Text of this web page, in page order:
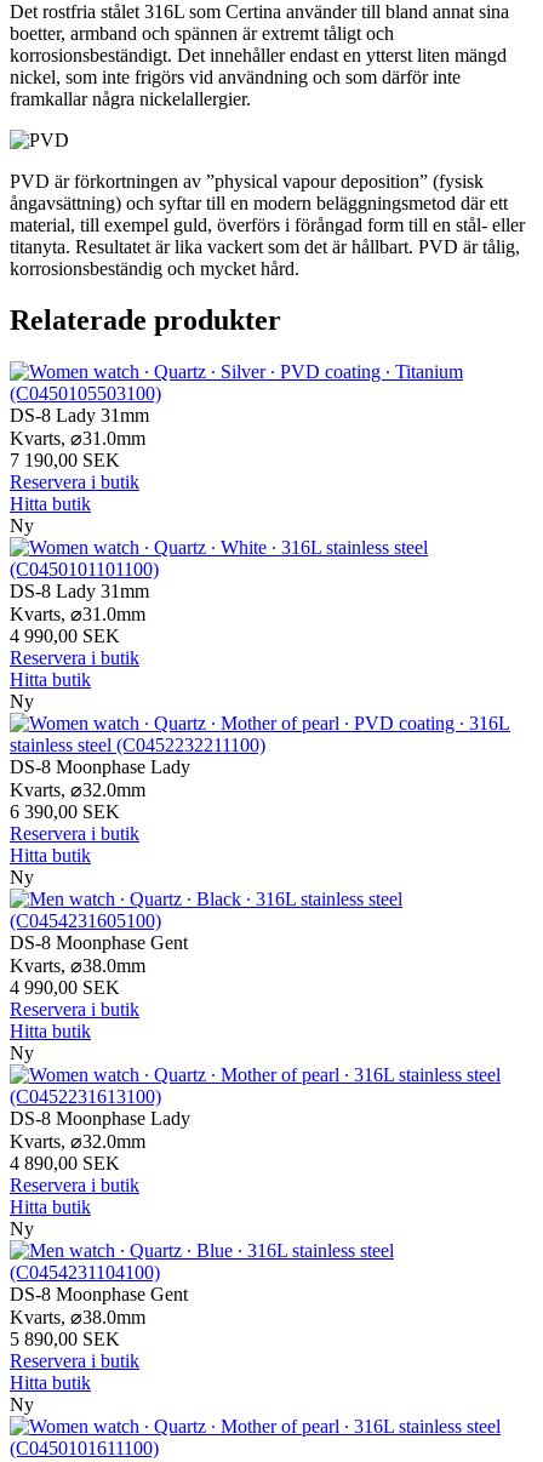
Det rostfria stålet 316L som Certina använder till bland annat sina
boetter, armband och spännen är extremt tåligt och
korrosionsbeständigt. Det innehåller endast en ytterst liten mängd
nickel, som inte frigörs vid användning och som därför inte
framkallar några nickelallergier.
PVD är förkortningen av ”physical vapour deposition” (fysisk
ångavsättning) och syftar till en modern beläggningsmetod där ett
material, till exempel guld, överförs i förångad form till en stål- eller
titanyta. Resultatet är lika vackert som det är hållbart. PVD är tålig,
korrosionsbeständig och mycket hård.
Relaterade produkter
DS-8 Lady 31mm
Kvarts, ⌀31.0mm
7 190,00 SEK
Reservera i butik
Hitta butik
Ny
DS-8 Lady 31mm
Kvarts, ⌀31.0mm
4 990,00 SEK
Reservera i butik
Hitta butik
Ny
DS-8 Moonphase Lady
Kvarts, ⌀32.0mm
6 390,00 SEK
Reservera i butik
Hitta butik
Ny
DS-8 Moonphase Gent
Kvarts, ⌀38.0mm
4 990,00 SEK
Reservera i butik
Hitta butik
Ny
DS-8 Moonphase Lady
Kvarts, ⌀32.0mm
4 890,00 SEK
Reservera i butik
Hitta butik
Ny
DS-8 Moonphase Gent
Kvarts, ⌀38.0mm
5 890,00 SEK
Reservera i butik
Hitta butik
Ny